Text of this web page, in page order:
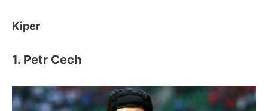
Kiper
1. Petr Cech